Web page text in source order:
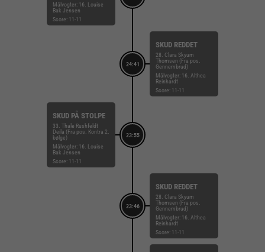
Målvogter: 16. Louise
Bak Jensen
Score: 11-11
24:41
SKUD REDDET
28. Clara Skyum
Thomsen (Fra pos.
Gennembrud)
Målvogter: 16. Althea
Reinhardt
Score: 11-11
23:55
SKUD PÅ STOLPE
33. Thale Rushfeldt
Deila (Fra pos. Kontra 2.
bølge)
Målvogter: 16. Louise
Bak Jensen
Score: 11-11
23:46
SKUD REDDET
28. Clara Skyum
Thomsen (Fra pos.
Gennembrud)
Målvogter: 16. Althea
Reinhardt
Score: 11-11